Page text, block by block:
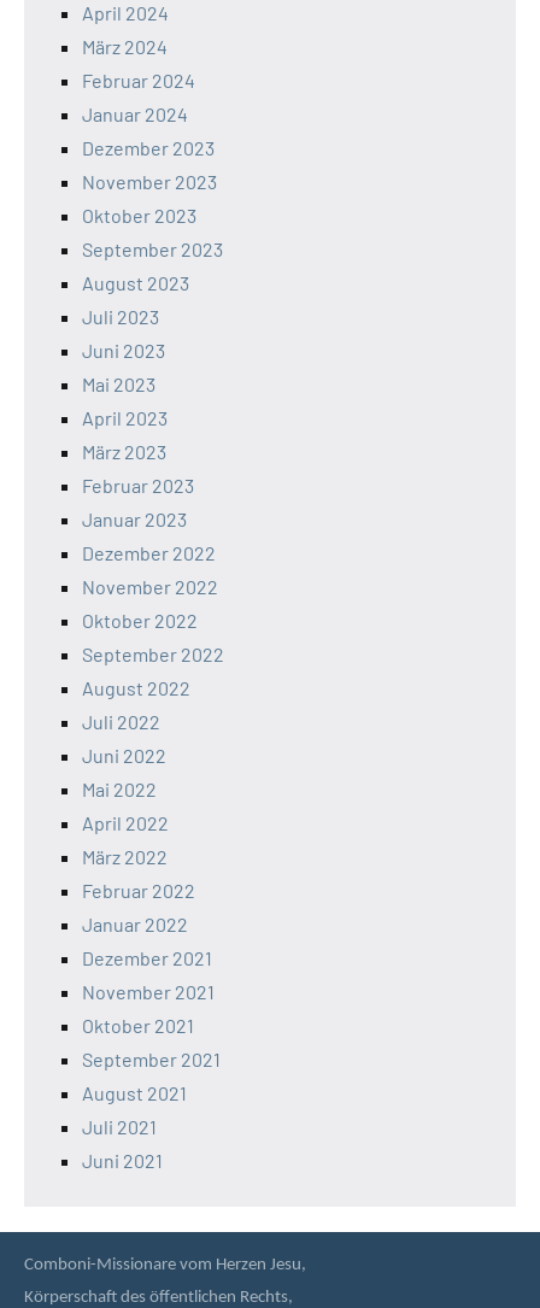
April 2024
März 2024
Februar 2024
Januar 2024
Dezember 2023
November 2023
Oktober 2023
September 2023
August 2023
Juli 2023
Juni 2023
Mai 2023
April 2023
März 2023
Februar 2023
Januar 2023
Dezember 2022
November 2022
Oktober 2022
September 2022
August 2022
Juli 2022
Juni 2022
Mai 2022
April 2022
März 2022
Februar 2022
Januar 2022
Dezember 2021
November 2021
Oktober 2021
September 2021
August 2021
Juli 2021
Juni 2021
Comboni-Missionare vom Herzen Jesu,
Körperschaft des öffentlichen Rechts,